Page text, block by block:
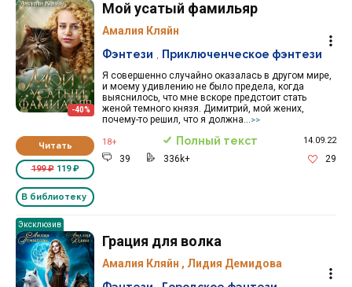
-40%
Читать
199 ₽119 ₽
В библиотеку
Мой усатый фамильяр
Амалия Кляйн
Я совершенно случайно оказалась в другом мире,
и моему удивлению не было предела, когда
выяснилось, что мне вскоре предстоит стать
женой темного князя. Димитрий, мой жених,
почему-то решил, что я должна...
>>
Фэнтези Приключенческое фэнтези
18+ Полный текст 14.09.22
39 336k+ 29
Эксклюзив
Грация для волка
Амалия Кляйн , Лидия Демидова